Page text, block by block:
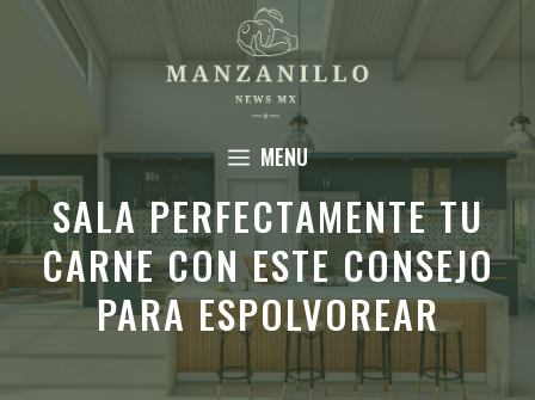
Saltar
contenido
MENU
SALA PERFECTAMENTE TU
CARNE CON ESTE CONSEJO
PARA ESPOLVOREAR